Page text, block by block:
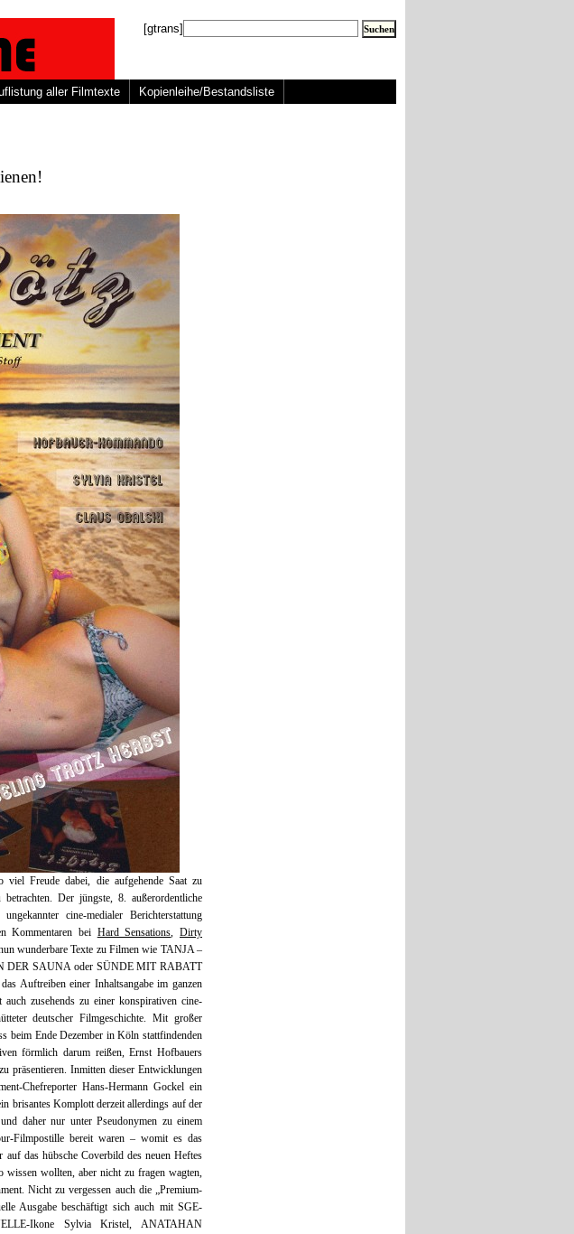
[gtrans]
aller Filmtexte Kopienleihe/Bestandsliste
viel Freude dabei, die aufgehende Saat zu
Der jüngste, 8. außerordentliche
cine-medialer Berichterstattung
Kommentaren bei Hard Sensations,Dirty
wunderbare Texte zu Filmen wie TANJA –
SAUNA oder SÜNDE MIT RABATT
Auftreiben einer Inhaltsangabe im ganzen
zusehends zu einer konspirativen cine-
deutscher Filmgeschichte. Mit großer
beim Ende Dezember in Köln stattfindenden
förmlich darum reißen, Ernst Hofbauers
präsentieren. Inmitten dieser Entwicklungen
Chefreporter Hans-Hermann Gockel ein
brisantes Komplott derzeit allerdings auf der
daher nur unter Pseudonymen zu einem
Filmpostille bereit waren – womit es das
das hübsche Coverbild des neuen Heftes
wissen wollten, aber nicht zu fragen wagten,
Nicht zu vergessen auch die „Premium-
Ausgabe beschäftigt sich auch mit SGE-
Ikone Sylvia Kristel, ANATAHAN